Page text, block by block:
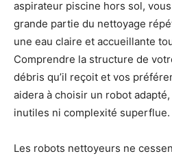
aspirateur piscine hors sol,
grande partie du nettoyage
une eau claire et accueillante
Comprendre la structure de
débris qu’il reçoit et vos
aidera à choisir un robot
inutiles ni complexité superflue.
Les robots nettoyeurs ne